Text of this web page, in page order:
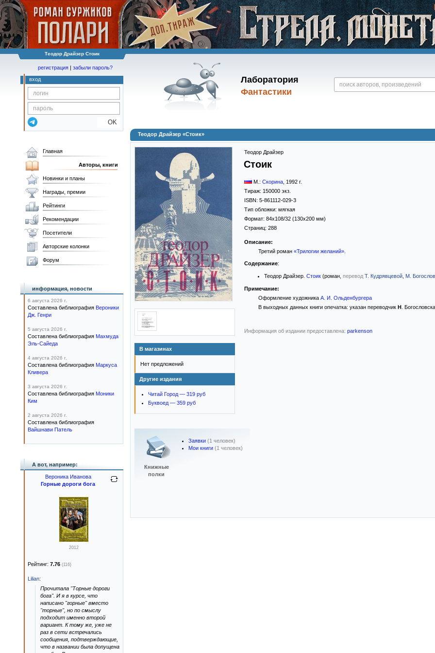
Теодор Драйзер Стоик
Лаборатория
Фантастики
регистрация | забыли пароль?
вход
OK
Теодор Драйзер «Стоик»
В магазинах
Нет предложений
Другие издания
Читай Город — 319 руб
Буквоед — 359 руб
Теодор Драйзер
Стоик
М.: Скорина 1992 г.
Тираж: 150000 экз.
ISBN: 5-861112-029-3
Тип обложки: мягкая
Формат: 84x108/32 (130x200 мм)
Страниц: 288
Описание:
Третий роман «Трилогии желаний».
Содержание:
Теодор Драйзер. Стоик (роман, перевод Т. Кудрявцевой М.
Примечание:
Оформление художника А. И. Ольденбургера
В выходных данных книги опечатка: указан переводчик Н.
Информация об издании предоставлена: parkenson
Книжные
полки
Заявки (1 человек)
Мои книги (1 человек)
Главная
Авторы, книги
Новинки и планы
Награды, премии
Рейтинги
Рекомендации
Посетители
Авторские колонки
Форум
информация, новости
6 августа 2026 г.
Составлена библиография Вероники
Дж. Генри
5 августа 2026 г.
Составлена библиография Махмуда
Эль-Сайеда
4 августа 2026 г.
Составлена библиография Маркуса
Кливера
3 августа 2026 г.
Составлена библиография Моники
Ким
2 августа 2026 г.
Составлена библиография
Вайшнави Патель
А вот, например:
Вероника Иванова
Горные дороги бога
2012
Рейтинг: 7.76 (116)
Lilian:
Прочитала "Торные дороги
бога". И я в курсе, что
написано "горные" вместо
"торные", но по смыслу
подходит именно второй
вариант. К тому же, уже не
раз в сети встречались
сообщения, подтверждающие,
что в названии была допущена